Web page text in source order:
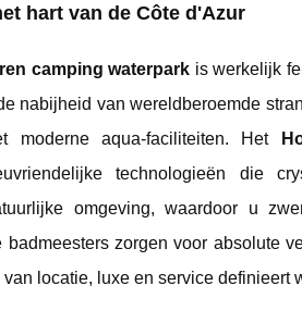
hart van de Côte d'Azur
camping waterpark is werkelijk
nabijheid van wereldberoemde
moderne aqua-faciliteiten. Het
technologieën die
omgeving, waardoor u
badmeesters zorgen voor absolute
locatie, luxe en service definieert